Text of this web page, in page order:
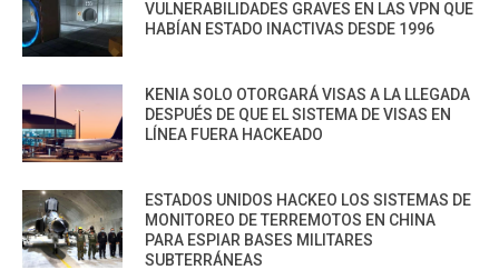
VULNERABILIDADES GRAVES EN LAS VPN QUE
HABÍAN ESTADO INACTIVAS DESDE 1996
KENIA SOLO OTORGARÁ VISAS A LA LLEGADA
DESPUÉS DE QUE EL SISTEMA DE VISAS EN
LÍNEA FUERA HACKEADO
ESTADOS UNIDOS HACKEO LOS SISTEMAS DE
MONITOREO DE TERREMOTOS EN CHINA
PARA ESPIAR BASES MILITARES
SUBTERRÁNEAS